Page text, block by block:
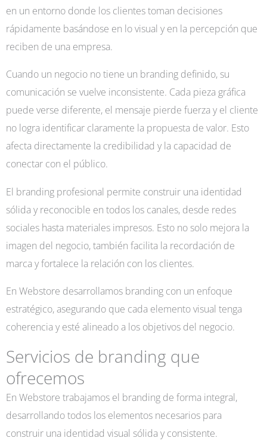
en un entorno donde los clientes toman decisiones
rápidamente basándose en lo visual y en la percepción que
reciben de una empresa.
Cuando un negocio no tiene un branding definido, su
comunicación se vuelve inconsistente. Cada pieza gráfica
puede verse diferente, el mensaje pierde fuerza y el cliente
no logra identificar claramente la propuesta de valor. Esto
afecta directamente la credibilidad y la capacidad de
conectar con el público.
El branding profesional permite construir una identidad
sólida y reconocible en todos los canales, desde redes
sociales hasta materiales impresos. Esto no solo mejora la
imagen del negocio, también facilita la recordación de
marca y fortalece la relación con los clientes.
En Webstore desarrollamos branding con un enfoque
estratégico, asegurando que cada elemento visual tenga
coherencia y esté alineado a los objetivos del negocio.
Servicios de branding que
ofrecemos
En Webstore trabajamos el branding de forma integral,
desarrollando todos los elementos necesarios para
construir una identidad visual sólida y consistente.